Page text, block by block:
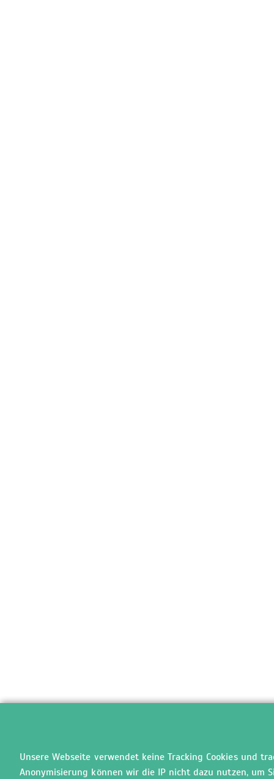
Unsere Webseite verwendet keine Tracking Cookies und
Anonymisierung können wir die IP nicht dazu nutzen, um